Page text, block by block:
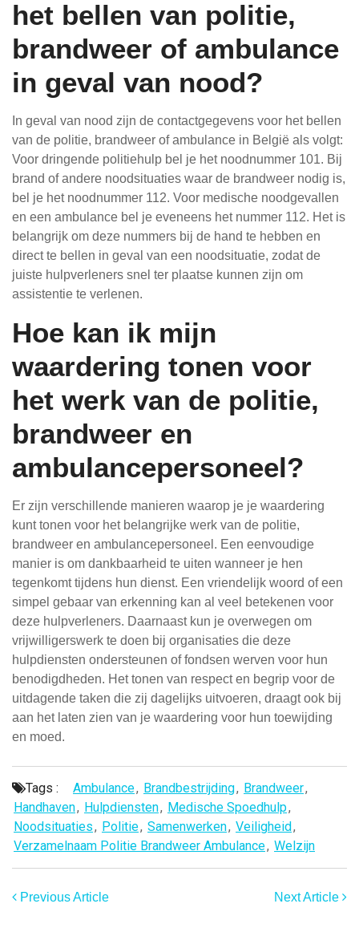
het bellen van politie,
brandweer of ambulance
in geval van nood?
In geval van nood zijn de contactgegevens voor het bellen
van de politie, brandweer of ambulance in België als volgt:
Voor dringende politiehulp bel je het noodnummer 101. Bij
brand of andere noodsituaties waar de brandweer nodig is,
bel je het noodnummer 112. Voor medische noodgevallen
en een ambulance bel je eveneens het nummer 112. Het is
belangrijk om deze nummers bij de hand te hebben en
direct te bellen in geval van een noodsituatie, zodat de
juiste hulpverleners snel ter plaatse kunnen zijn om
assistentie te verlenen.
Hoe kan ik mijn
waardering tonen voor
het werk van de politie,
brandweer en
ambulancepersoneel?
Er zijn verschillende manieren waarop je je waardering
kunt tonen voor het belangrijke werk van de politie,
brandweer en ambulancepersoneel. Een eenvoudige
manier is om dankbaarheid te uiten wanneer je hen
tegenkomt tijdens hun dienst. Een vriendelijk woord of een
simpel gebaar van erkenning kan al veel betekenen voor
deze hulpverleners. Daarnaast kun je overwegen om
vrijwilligerswerk te doen bij organisaties die deze
hulpdiensten ondersteunen of fondsen werven voor hun
benodigdheden. Het tonen van respect en begrip voor de
uitdagende taken die zij dagelijks uitvoeren, draagt ook bij
aan het laten zien van je waardering voor hun toewijding
en moed.
Tags : Ambulance, Brandbestrijding, Brandweer,
Handhaven, Hulpdiensten, Medische Spoedhulp,
Noodsituaties, Politie, Samenwerken, Veiligheid,
Verzamelnaam Politie Brandweer Ambulance, Welzijn
Previous Article Next Article